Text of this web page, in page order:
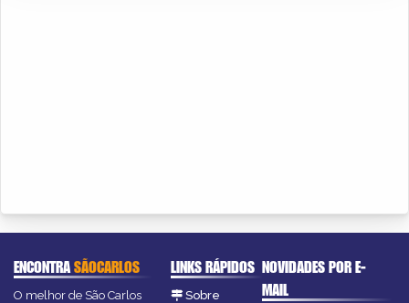
ENCONTRASÃOCARLOS
O melhor de São Carlos
LINKS RÁPIDOS
Sobre
NOVIDADES POR E-
MAIL